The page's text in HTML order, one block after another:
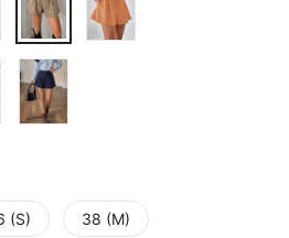
(S) 38 (M)